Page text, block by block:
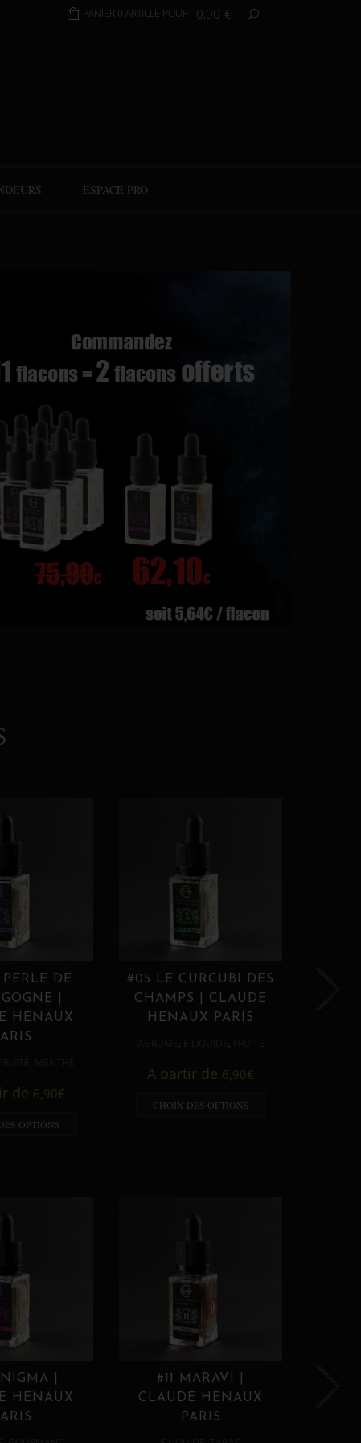
PANIER 0 ARTICLE POUR 0,00 €
ESPACE PRO
DE
|
HENAUX
,
de 6,90€
OPTIONS
#05 LE CURCUBI DES
CHAMPS | CLAUDE
HENAUX PARIS
, ,
A partir de 6,90€
CHOIX DES OPTIONS
|
HENAUX
#11 MARAVI |
CLAUDE HENAUX
PARIS